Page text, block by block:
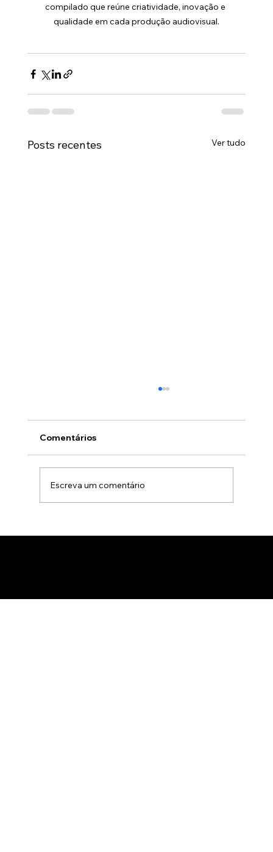
compilado que reúne criatividade, inovação e
qualidade em cada produção audiovisual.
Posts recentes Ver tudo
Comentários
Escreva um comentário